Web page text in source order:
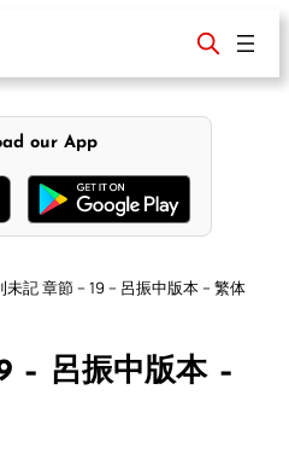
our App
未記 章節 – 19 – 呂振中版本 – 繁体
– 呂振中版本 –